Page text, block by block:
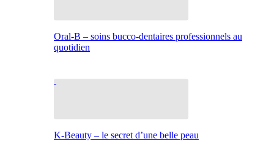
Oral-B – soins bucco-dentaires professionnels au
quotidien
K-Beauty – le secret d’une belle peau